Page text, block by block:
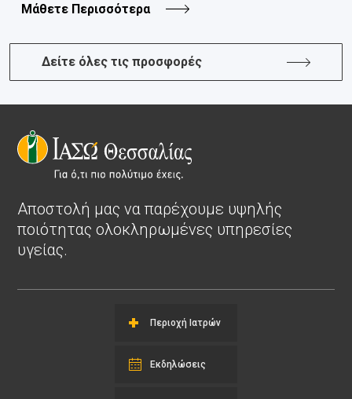
Μάθετε Περισσότερα
Δείτε όλες τις προσφορές
Αποστολή μας να παρέχουμε υψηλής
ποιότητας ολοκληρωμένες υπηρεσίες
υγείας.
Περιοχή Ιατρών
Εκδηλώσεις